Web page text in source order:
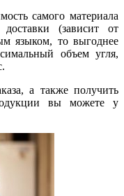
самого материала
(зависит от
языком, то выгоднее
объем угля,
а также получить
вы можете у